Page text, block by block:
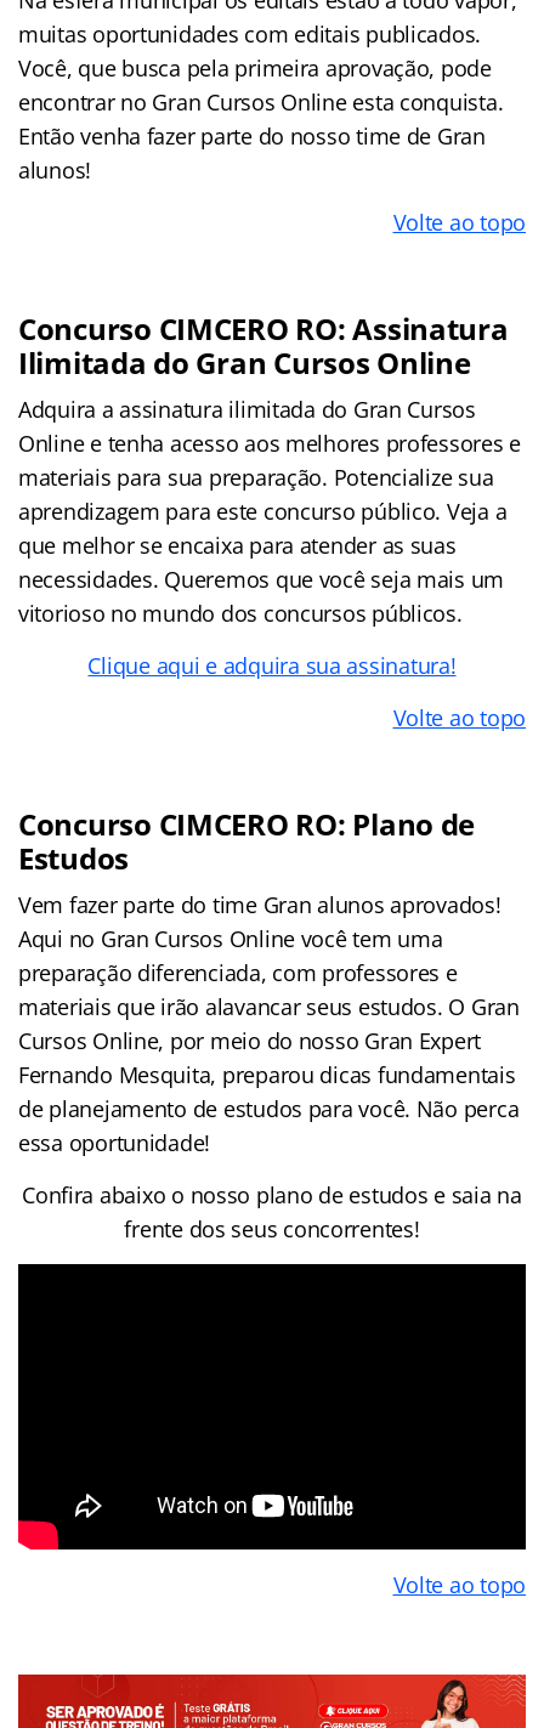
muitas oportunidades com editais publicados.
Você, que busca pela primeira aprovação, pode
encontrar no Gran Cursos Online esta conquista.
Então venha fazer parte do nosso time de Gran
alunos!
Volte ao topo
Concurso CIMCERO RO: Assinatura
Ilimitada do Gran Cursos Online
Adquira a assinatura ilimitada do Gran Cursos
Online e tenha acesso aos melhores professores e
materiais para sua preparação. Potencialize sua
aprendizagem para este concurso público. Veja a
que melhor se encaixa para atender as suas
necessidades. Queremos que você seja mais um
vitorioso no mundo dos concursos públicos.
Clique aqui e adquira sua assinatura!
Volte ao topo
Concurso CIMCERO RO: Plano de
Estudos
Vem fazer parte do time Gran alunos aprovados!
Aqui no Gran Cursos Online você tem uma
preparação diferenciada, com professores e
materiais que irão alavancar seus estudos. O Gran
Cursos Online, por meio do nosso Gran Expert
Fernando Mesquita, preparou dicas fundamentais
de planejamento de estudos para você. Não perca
essa oportunidade!
Confira abaixo o nosso plano de estudos e saia na
frente dos seus concorrentes!
Volte ao topo